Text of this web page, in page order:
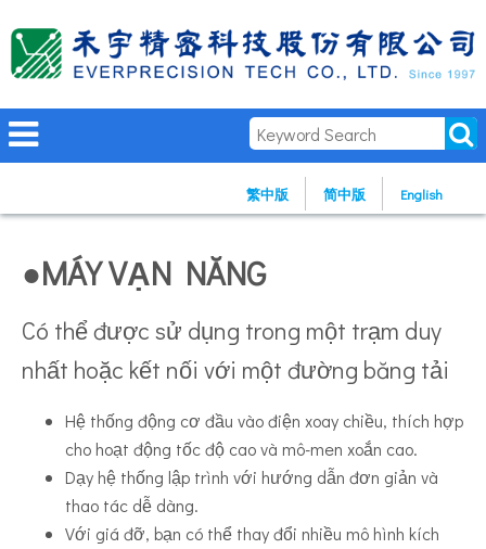
繁中版 简中版 English
●MÁY VẠN NĂNG
Có thể được sử dụng trong một trạm duy
nhất hoặc kết nối với một đường băng tải
Hệ thống động cơ đầu vào điện xoay chiều, thích hợp
cho hoạt động tốc độ cao và mô-men xoắn cao.
Dạy hệ thống lập trình với hướng dẫn đơn giản và
thao tác dễ dàng.
Với giá đỡ, bạn có thể thay đổi nhiều mô hình kích